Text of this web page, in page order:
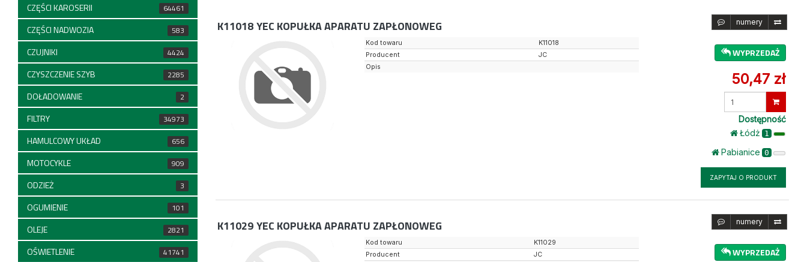
K11018 YEC KOPUŁKA APARATU ZAPŁONOWEG numery
WYPRZEDAŻ
50,47 zł
Dostępność
Łódż 1
Pabianice 0
ZAPYTAJ O PRODUKT
Kod towaru
K11018
Producent
JC
Opis
K11029 YEC KOPUŁKA APARATU ZAPŁONOWEG numery
WYPRZEDAŻ
Kod towaru
K11029
Producent
JC
CZĘŚCI KAROSERII 64461
CZĘŚCI NADWOZIA 583
CZUJNIKI 4424
CZYSZCZENIE SZYB 2285
DOŁADOWANIE 2
FILTRY 34973
HAMULCOWY UKŁAD 656
MOTOCYKLE 909
ODZIEŻ 3
OGUMIENIE 101
OLEJE 2821
OŚWIETLENIE 41741